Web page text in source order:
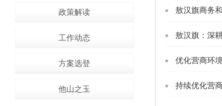
政策解读
工作动态
方案选登
他山之玉
敖汉旗商务
敖汉旗：深
优化营商环
持续优化营